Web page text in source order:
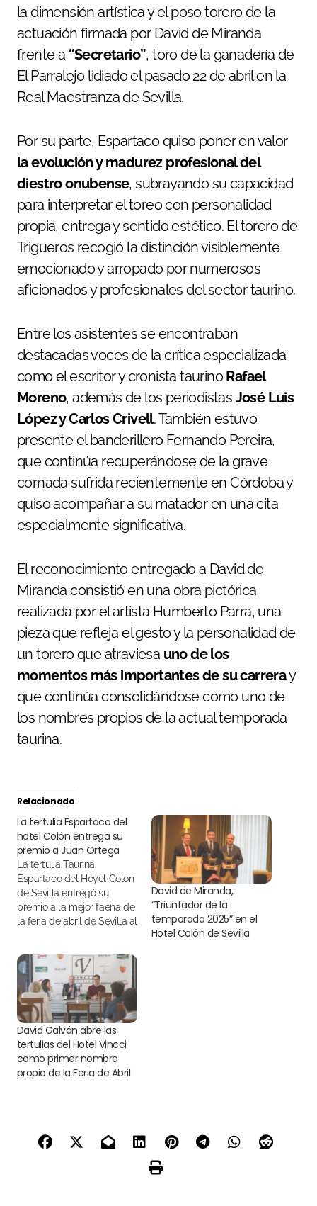
la dimensión artística y el poso torero de la
actuación firmada por David de Miranda
frente a “Secretario”, toro de la ganadería de
El Parralejo lidiado el pasado 22 de abril en la
Real Maestranza de Sevilla.
Por su parte, Espartaco quiso poner en valor
la evolución y madurez profesional del
diestro onubense, subrayando su capacidad
para interpretar el toreo con personalidad
propia, entrega y sentido estético. El torero de
Trigueros recogió la distinción visiblemente
emocionado y arropado por numerosos
aficionados y profesionales del sector taurino.
Entre los asistentes se encontraban
destacadas voces de la crítica especializada
como el escritor y cronista taurinoRafael
Moreno, además de los periodistas José Luis
López y Carlos Crivell. También estuvo
presente el banderillero Fernando Pereira,
que continúa recuperándose de la grave
cornada sufrida recientemente en Córdoba y
quiso acompañar a su matador en una cita
especialmente significativa.
El reconocimiento entregado a David de
Miranda consistió en una obra pictórica
realizada por el artista Humberto Parra, una
pieza que refleja el gesto y la personalidad de
un torero que atraviesa uno de los
momentos más importantes de su carreray
que continúa consolidándose como uno de
los nombres propios de la actual temporada
taurina.
Relacionado
La tertulia Espartaco del
hotel Colón entrega su
premio a Juan Ortega
Espartaco del Hoyel Colon
de Sevilla entregó su
premio a la mejor faena de
la feria de abril de Sevilla al
David de Miranda,
“Triunfador de la
temporada 2025” en el
Hotel Colón de Sevilla
David Galván abre las
tertulias del Hotel Vincci
como primer nombre
propio de la Feria de Abril